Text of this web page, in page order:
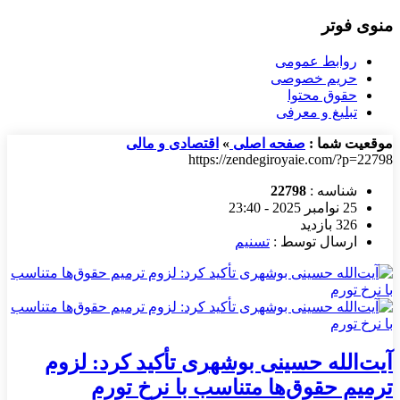
منوی فوتر
روابط عمومی
حریم خصوصی
حقوق محتوا
تبلیغ و معرفی
موقعیت شما : صفحه اصلی » اقتصادی و مالی
https://zendegiroyaie.com/?p=22798
شناسه : 22798
25 نوامبر 2025 - 23:40
326 بازدید
ارسال توسط : تسنیم
آیت‌الله حسینی بوشهری تأکید کرد: لزوم
ترمیم حقوق‌ها متناسب با نرخ تورم